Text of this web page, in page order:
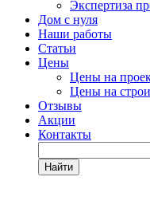
Экспертиза
Дом с нуля
Наши работы
Статьи
Цены
Цены на
Цены на
Отзывы
Акции
Контакты
Найти